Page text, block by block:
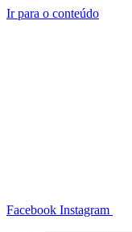
Ir para o conteúdo
Facebook Instagram